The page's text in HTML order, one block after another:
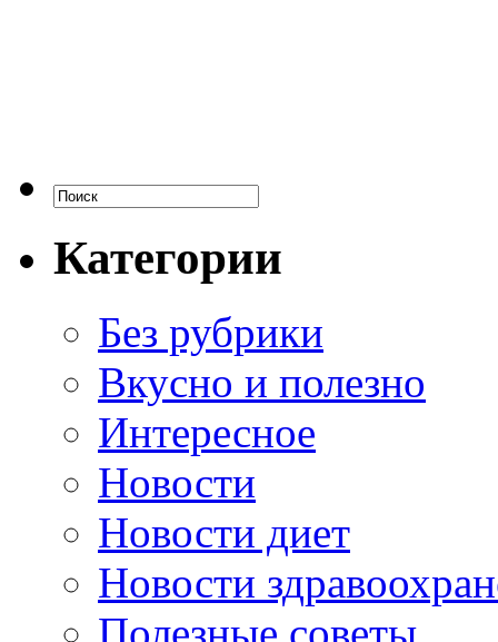
Категории
Без рубрики
Вкусно и полезно
Интересное
Новости
Новости диет
Новости
Полезные советы